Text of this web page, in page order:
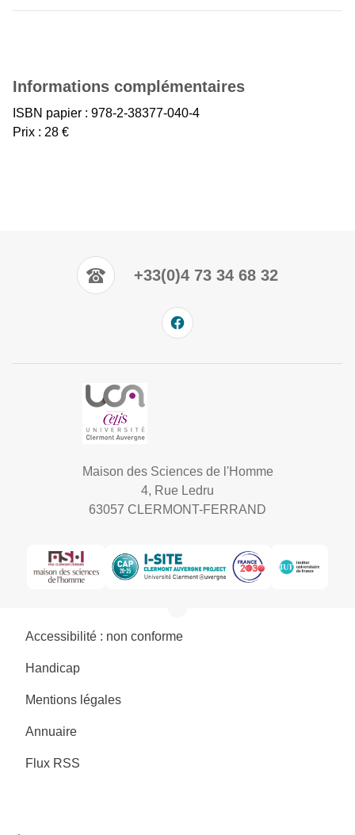
Informations complémentaires
ISBN papier : 978-2-38377-040-4
Prix : 28 €
+33(0)4 73 34 68 32
Maison des Sciences de l'Homme
4, Rue Ledru
63057 CLERMONT-FERRAND
Accessibilité : non conforme
Handicap
Mentions légales
Annuaire
Flux RSS